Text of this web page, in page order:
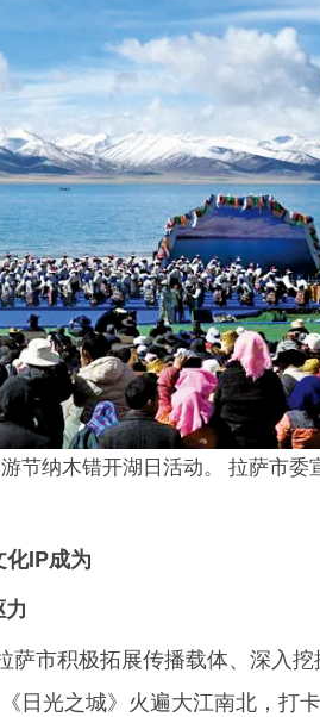
节纳木错开湖日活动。 拉萨市委
化IP成为
萨市积极拓展传播载体、深入
日光之城》火遍大江南北，打